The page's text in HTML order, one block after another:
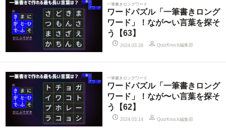
一筆書きロングワード
ワードパズル「一筆書きロング
ワード」！なが〜い言葉を探そ
う【63】
2024.03.28 QuizKnock編集部
一筆書きロングワード
ワードパズル「一筆書きロング
ワード」！なが〜い言葉を探そ
う【62】
2024.03.14 QuizKnock編集部